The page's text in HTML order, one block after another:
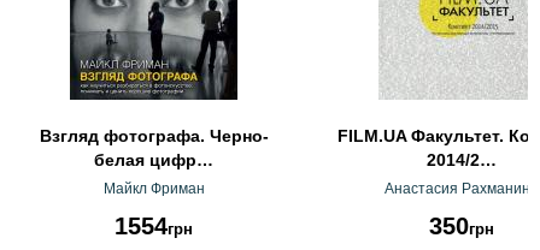
Взгляд фотографа. Черно-
белая цифр…
Майкл Фриман
1554грн
FILM.UA Факультет.
2014/2…
Анастасия Рахманина
350грн